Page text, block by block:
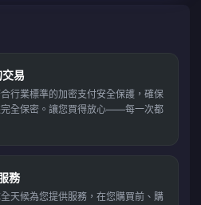
易
行業標準的加密支付安全保護，確保
完全保密。讓您買得放心——每一次都
務
天候為您提供服務，在您購買前、購